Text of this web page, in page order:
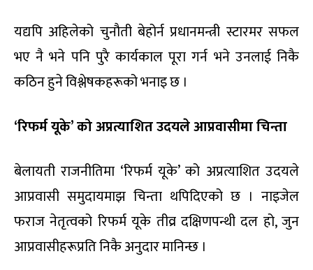
यद्यपि अहिलेको चुनौती बेहोर्न प्रधानमन्त्री स्टारमर सफल
भए नै भने पनि पुरै कार्यकाल पूरा गर्न भने उनलाई निकै
कठिन हुने विश्लेषकहरूको भनाइ छ ।
‘रिफर्म यूके’ को अप्रत्याशित उदयले आप्रवासीमा चिन्ता
बेलायती राजनीतिमा ‘रिफर्म यूके’ को अप्रत्याशित उदयले
आप्रवासी समुदायमाझ चिन्ता थपिदिएको छ । नाइजेल
फराज नेतृत्वको रिफर्म यूके तीव्र दक्षिणपन्थी दल हो, जुन
आप्रवासीहरूप्रति निकै अनुदार मानिन्छ ।